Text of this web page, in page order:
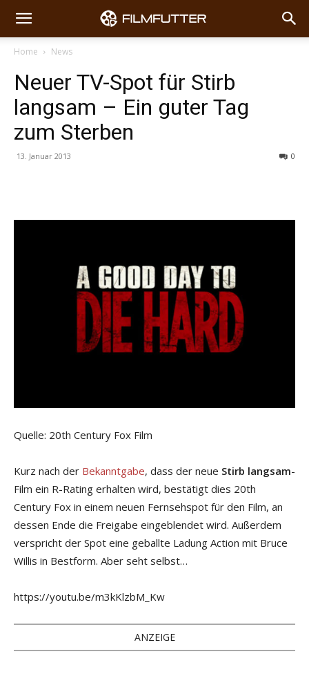
Home News
Neuer TV-Spot für Stirb
langsam – Ein guter Tag
zum Sterben
13. Januar 2013 0
Quelle: 20th Century Fox Film
Kurz nach der Bekanntgabe, dass der neue Stirb langsam-
Film ein R-Rating erhalten wird, bestätigt dies 20th
Century Fox in einem neuen Fernsehspot für den Film, an
dessen Ende die Freigabe eingeblendet wird. Außerdem
verspricht der Spot eine geballte Ladung Action mit Bruce
Willis in Bestform. Aber seht selbst…
https://youtu.be/m3kKlzbM_Kw
ANZEIGE